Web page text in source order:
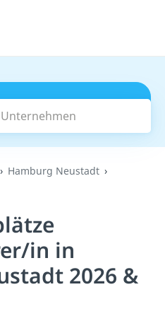
Suchen
Hamburg Neustadt
in in
2026 &